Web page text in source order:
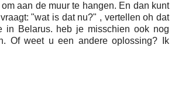
aan de muur te hangen. En dan kunt
"wat is dat nu?" , vertellen oh dat
in Belarus. heb je misschien ook nog
Of weet u een andere oplossing? Ik